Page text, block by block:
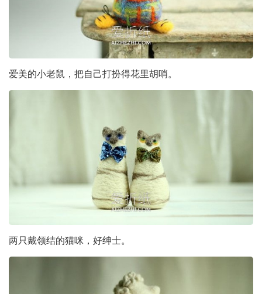
爱美的小老鼠，把自己打扮得花里胡哨。
两只戴领结的猫咪，好绅士。